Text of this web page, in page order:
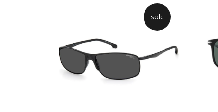
sold